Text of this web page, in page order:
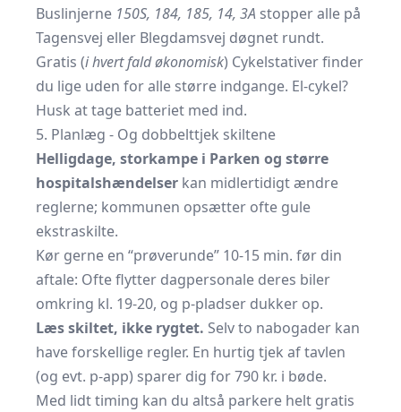
Buslinjerne 150S, 184, 185, 14, 3A stopper alle på
Tagensvej eller Blegdamsvej døgnet rundt.
Gratis (i hvert fald økonomisk) Cykelstativer finder
du lige uden for alle større indgange. El-cykel?
Husk at tage batteriet med ind.
5. Planlæg - Og dobbelttjek skiltene
Helligdage, storkampe i Parken og større
hospitalshændelser kan midlertidigt ændre
reglerne; kommunen opsætter ofte gule
ekstraskilte.
Kør gerne en “prøverunde” 10-15 min. før din
aftale: Ofte flytter dagpersonale deres biler
omkring kl. 19-20, og p-pladser dukker op.
Læs skiltet, ikke rygtet. Selv to nabogader kan
have forskellige regler. En hurtig tjek af tavlen
(og evt. p-app) sparer dig for 790 kr. i bøde.
Med lidt timing kan du altså parkere helt gratis